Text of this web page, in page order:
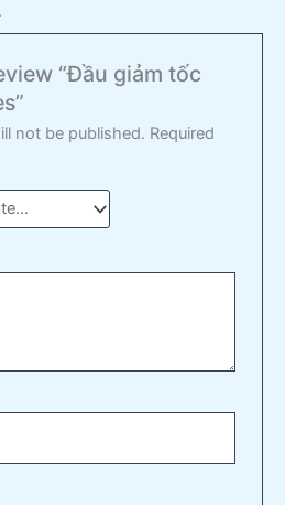
“Đầu giảm tốc
not be published. Required